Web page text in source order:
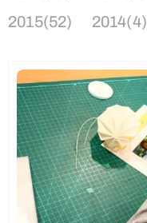
2015(52)
2014(4)